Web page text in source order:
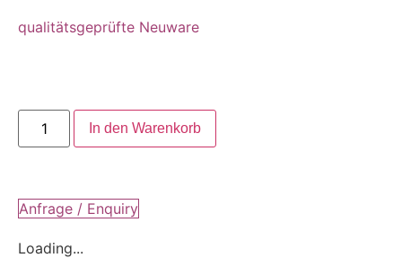
qualitätsgeprüfte Neuware
In den Warenkorb
Anfrage / Enquiry
Loading...